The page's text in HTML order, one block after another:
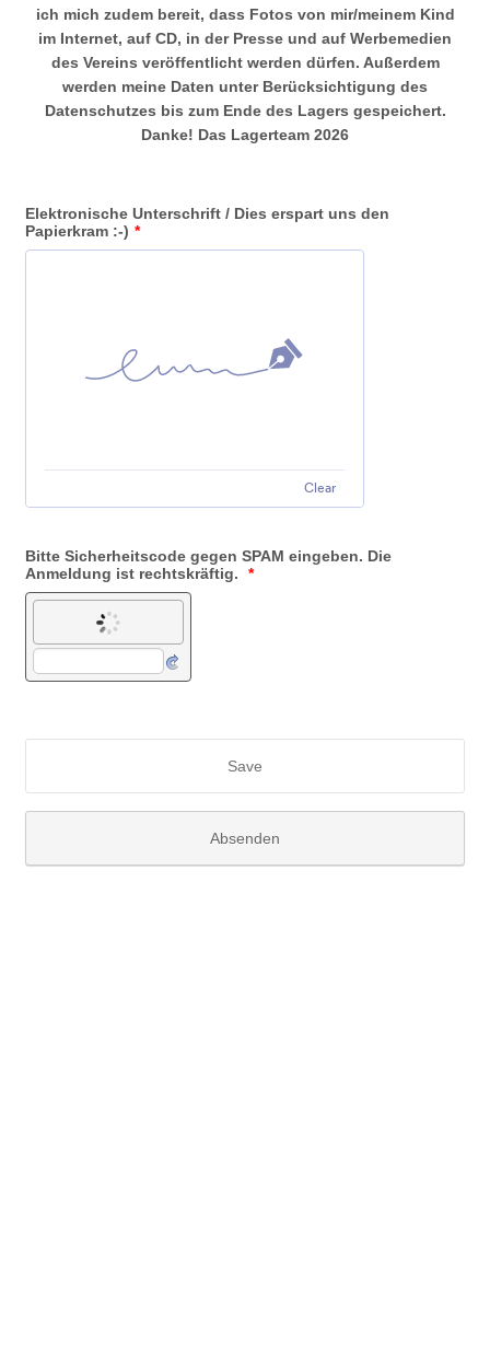
ich mich zudem bereit, dass Fotos von mir/meinem Kind
im Internet, auf CD, in der Presse und auf Werbemedien
des Vereins veröffentlicht werden dürfen. Außerdem
werden meine Daten unter Berücksichtigung des
Datenschutzes bis zum Ende des Lagers gespeichert.
Danke! Das Lagerteam 2026
Elektronische Unterschrift / Dies erspart uns den
Papierkram :-) *
Clear
Bitte Sicherheitscode gegen SPAM eingeben. Die
Anmeldung ist rechtskräftig.
*
Save
Absenden